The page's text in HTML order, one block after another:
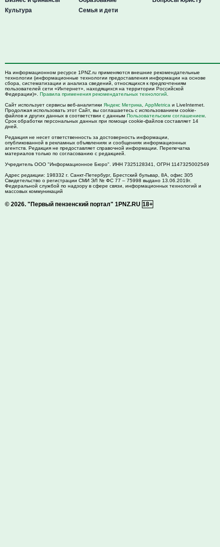
Культура
Семья и дети
На информационном ресурсе 1PNZ.ru применяются внешние рекомендательные
технологии (информационные технологии предоставления информации на основе
сбора, систематизации и анализа сведений, относящихся к предпочтениям
пользователей сети «Интернет», находящихся на территории Российской
Федерации)». Правила применения рекомендательных технологий
Сайт использует сервисы веб-аналитики Яндекс Метрика AppMetrica и LiveInternet.
Продолжая использовать этот Сайт, вы соглашаетесь с использованием cookie-
файлов и других данных в соответствии с данным Пользовательским соглашением
Срок обработки персональных данных при помощи cookie-файлов составляет 14
дней.
Редакция не несет ответственность за достоверность информации,
опубликованной в рекламных объявлениях и сообщениях информационных
агентств. Редакция не предоставляет справочной информации. Перепечатка
материалов только по согласованию с редакцией.
Учредитель ООО "Информационное Бюро". ИНН 7325128341, ОГРН 1147325002549
Адрес редакции: 198332 г. Санкт-Петербург, Брестский бульвар, 8А, офис 305
Свидетельство о регистрации СМИ ЭЛ № ФС 77 – 75998 выдано 13.06.2019г.
Федеральной службой по надзору в сфере связи, информационных технологий и
массовых коммуникаций
© 2026. "Первый пензенский портал" 1PNZ.RU 18+